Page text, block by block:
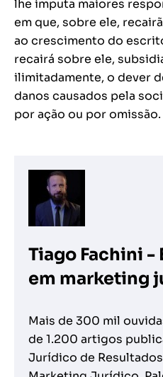
lhe imputa maiores
em que, sobre ele,
ao crescimento do
recairá sobre ele,
ilimitadamente, o dever
danos causados pela
por ação ou por omissão.
Tiago Fachini -
em marketing
Mais de 300 mil
de 1.200 artigos
Jurídico de